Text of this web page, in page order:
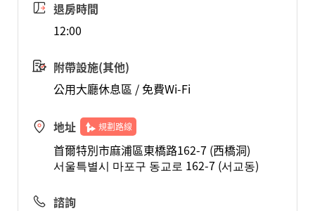
退房時間
12:00
附帶設施(其他)
公用大廳休息區 / 免費Wi-Fi
地址 規劃路線
首爾特別市麻浦區東橋路162-7 (西橋洞)
서울특별시 마포구 동교로 162-7 (서교동)
諮詢